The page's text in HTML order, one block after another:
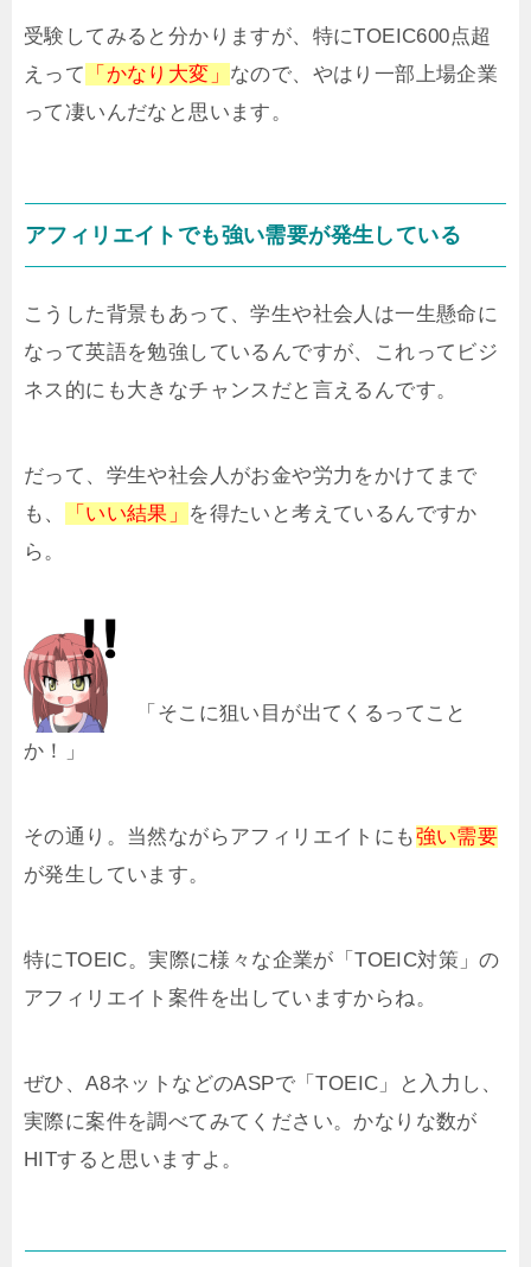
受験してみると分かりますが、特にTOEIC600点超
えって
「かなり大変」 なので、やはり一部上場企業
って凄いんだなと思います。
アフィリエイトでも強い需要が発生している
こうした背景もあって、学生や社会人は一生懸命に
なって英語を勉強しているんですが、これってビジ
ネス的にも大きなチャンスだと言えるんです。
だって、学生や社会人がお金や労力をかけてまで
も、
「いい結果」 を得たいと考えているんですか
ら。
「そこに狙い目が出てくるってこと
か！」
その通り。当然ながらアフィリエイトにも強い需要
が発生しています。
特にTOEIC。実際に様々な企業が「TOEIC対策」の
アフィリエイト案件を出していますからね。
ぜひ、A8ネットなどのASPで「TOEIC」と入力し、
実際に案件を調べてみてください。かなりな数が
HITすると思いますよ。